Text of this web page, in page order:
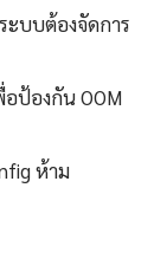
ะบบต้องจัดการ
ป้องกัน OOM
ห้าม